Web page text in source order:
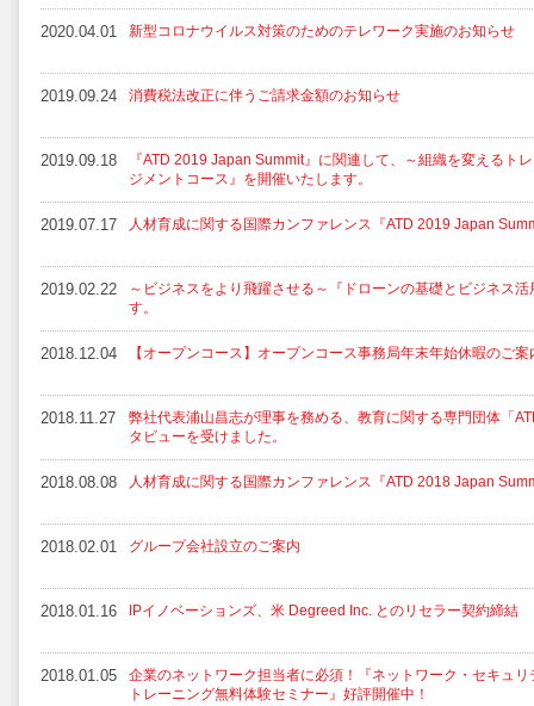
2020.04.01 新型コロナウイルス対策のためのテレワーク実施のお知らせ
2019.09.24 消費税法改正に伴うご請求金額のお知らせ
2019.09.18
『ATD 2019 Japan Summit』に関連して、～組織を変えるト
ジメントコース』を開催いたします。
2019.07.17 人材育成に関する国際カンファレンス『ATD 2019 Japan
2019.02.22
～ビジネスをより飛躍させる～『ドローンの基礎とビジネス
す。
2018.12.04 【オープンコース】オープンコース事務局年末年始休暇のご案
2018.11.27
弊社代表浦山昌志が理事を務める、教育に関する専門団体「
タビューを受けました。
2018.08.08 人材育成に関する国際カンファレンス『ATD 2018 Japan
2018.02.01 グループ会社設立のご案内
2018.01.16 IPイノベーションズ、米 Degreed Inc. とのリセラー契約締結
2018.01.05
企業のネットワーク担当者に必須！『ネットワーク・セキュ
トレーニング無料体験セミナー』好評開催中！